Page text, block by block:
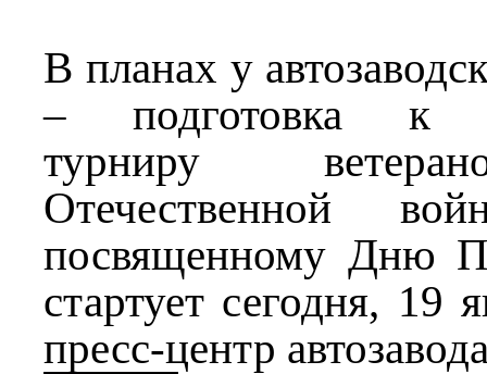
В планах у
– подготовка к
турниру
Отечественной
посвященному Дню
стартует сегодня, 19
пресс-центр